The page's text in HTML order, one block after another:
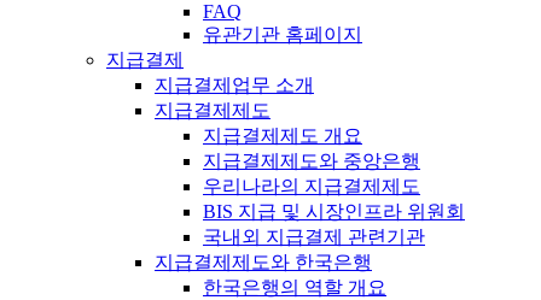
FAQ
유관기관 홈페이지
지급결제
지급결제업무 소개
지급결제제도
지급결제제도 개요
지급결제제도와 중앙은행
우리나라의 지급결제제도
BIS 지급 및 시장인프라 위원회
국내외 지급결제 관련기관
지급결제제도와 한국은행
한국은행의 역할 개요